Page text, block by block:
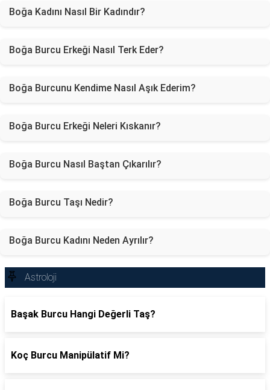
Boğa Kadını Nasıl Bir Kadındır?
Boğa Burcu Erkeği Nasıl Terk Eder?
Boğa Burcunu Kendime Nasıl Aşık Ederim?
Boğa Burcu Erkeği Neleri Kıskanır?
Boğa Burcu Nasıl Baştan Çıkarılır?
Boğa Burcu Taşı Nedir?
Boğa Burcu Kadını Neden Ayrılır?
Astroloji
Başak Burcu Hangi Değerli Taş?
Koç Burcu Manipülatif Mi?